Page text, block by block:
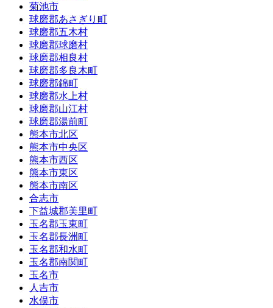
菊池市
球磨郡あさぎり町
球磨郡五木村
球磨郡球磨村
球磨郡相良村
球磨郡多良木町
球磨郡錦町
球磨郡水上村
球磨郡山江村
球磨郡湯前町
熊本市北区
熊本市中央区
熊本市西区
熊本市東区
熊本市南区
合志市
下益城郡美里町
玉名郡玉東町
玉名郡長洲町
玉名郡和水町
玉名郡南関町
玉名市
人吉市
水俣市